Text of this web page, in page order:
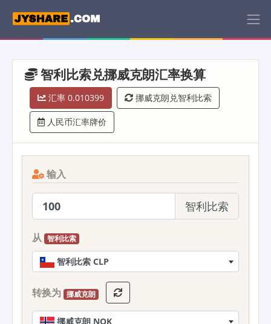
智利比索兑挪威克朗汇率换算
汇率 0.010399 挪威克朗兑智利比索
人民币汇率牌价
输入
智利比索
从 智利比索
智利比索 CLP
转换为 挪威克朗
挪威克朗 NOK